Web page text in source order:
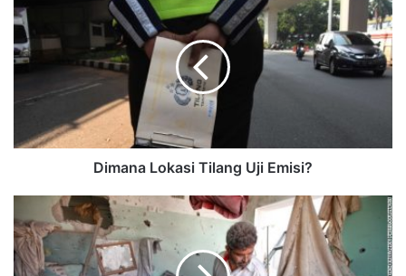
Dimana Lokasi Tilang Uji Emisi?